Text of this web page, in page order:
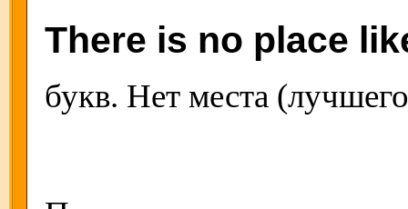
There is no place
букв. Нет места